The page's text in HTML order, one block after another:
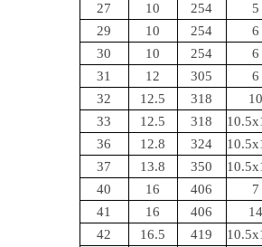
27
10 254 5
29
10 254 6
30
10 254 6
31
12 305 6
32
12.5 318 10
33
12.5 318
36
12.8 324
37
13.8 350
40
16 406 7
41
16 406 14
42
16.5 419